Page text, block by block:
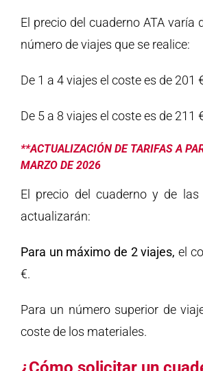
El precio del cuaderno ATA varía
número de viajes que se realice:
De 1 a 4 viajes el coste es de 201
De 5 a 8 viajes el coste es de 211
**ACTUALIZACIÓN DE TARIFAS A
MARZO DE 2026
El precio del cuaderno y de las
actualizarán:
Para un máximo de 2 viajes,el
€.
Para un número superior de
coste de los materiales.